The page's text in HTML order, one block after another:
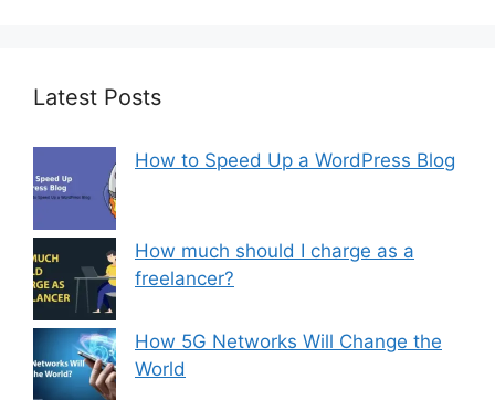
Latest Posts
How to Speed Up a WordPress Blog
How much should I charge as a
freelancer?
How 5G Networks Will Change the
World